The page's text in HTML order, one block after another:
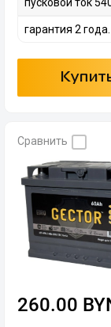
гарантия 2 года.
Сравнить
260.00